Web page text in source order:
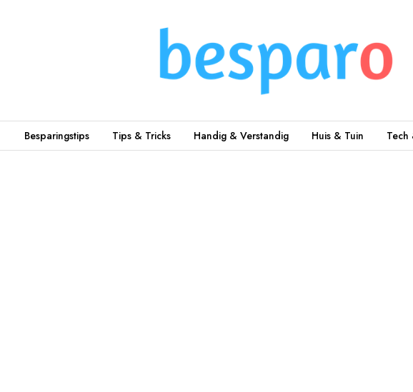
Besparingstips Tips & Tricks Handig & Verstandig Huis & Tuin Tech